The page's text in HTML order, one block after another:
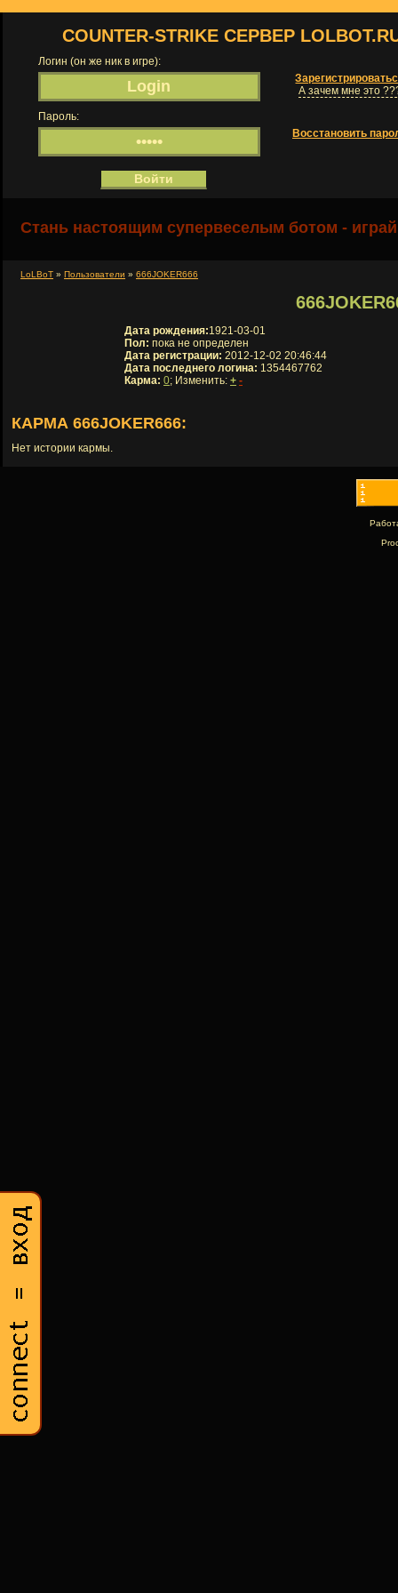
COUNTER-STRIKE СЕРВЕР
Логин (он же ник в игре):
А зачем мне это
Пароль:
Восстановить
Стань настоящим супервеселым ботом -
LoLBoT » Пользователи » 666JOKER666
Дата рождения:1921-03-01
Пол: пока не определен
Дата регистрации: 2012-12-02 20:46:44
Дата последнего логина: 1354467762
Карма: 0; Изменить: + -
КАРМА 666JOKER666:
Нет истории кармы.